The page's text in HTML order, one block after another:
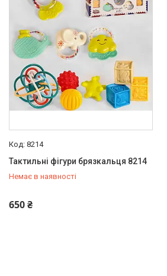
8214
Тактильні фігури брязкальця 8214
Немає в наявності
650 ₴
+380 (97) 778-20-70